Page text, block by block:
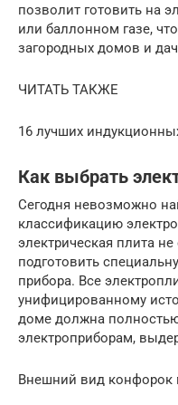
позволит готовить на
или баллонном газе,
загородных домов и
ЧИТАТЬ ТАКЖЕ
16 лучших
Как выбрать
Сегодня невозможно
классификацию
электрическая плита
подготовить
прибора. Все
унифицированному
доме должна
электроприборам,
Внешний вид